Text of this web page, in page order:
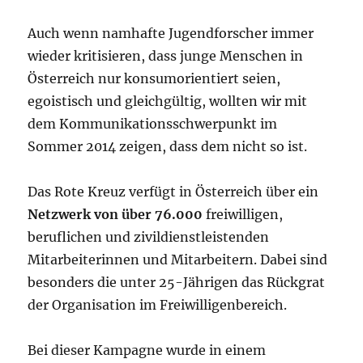
Auch wenn namhafte Jugendforscher immer
wieder kritisieren, dass junge Menschen in
Österreich nur konsumorientiert seien,
egoistisch und gleichgültig, wollten wir mit
dem Kommunikationsschwerpunkt im
Sommer 2014 zeigen, dass dem nicht so ist.
Das Rote Kreuz verfügt in Österreich über ein
Netzwerk von über 76.000 freiwilligen,
beruflichen und zivildienstleistenden
Mitarbeiterinnen und Mitarbeitern. Dabei sind
besonders die unter 25-Jährigen das Rückgrat
der Organisation im Freiwilligenbereich.
Bei dieser Kampagne wurde in einem